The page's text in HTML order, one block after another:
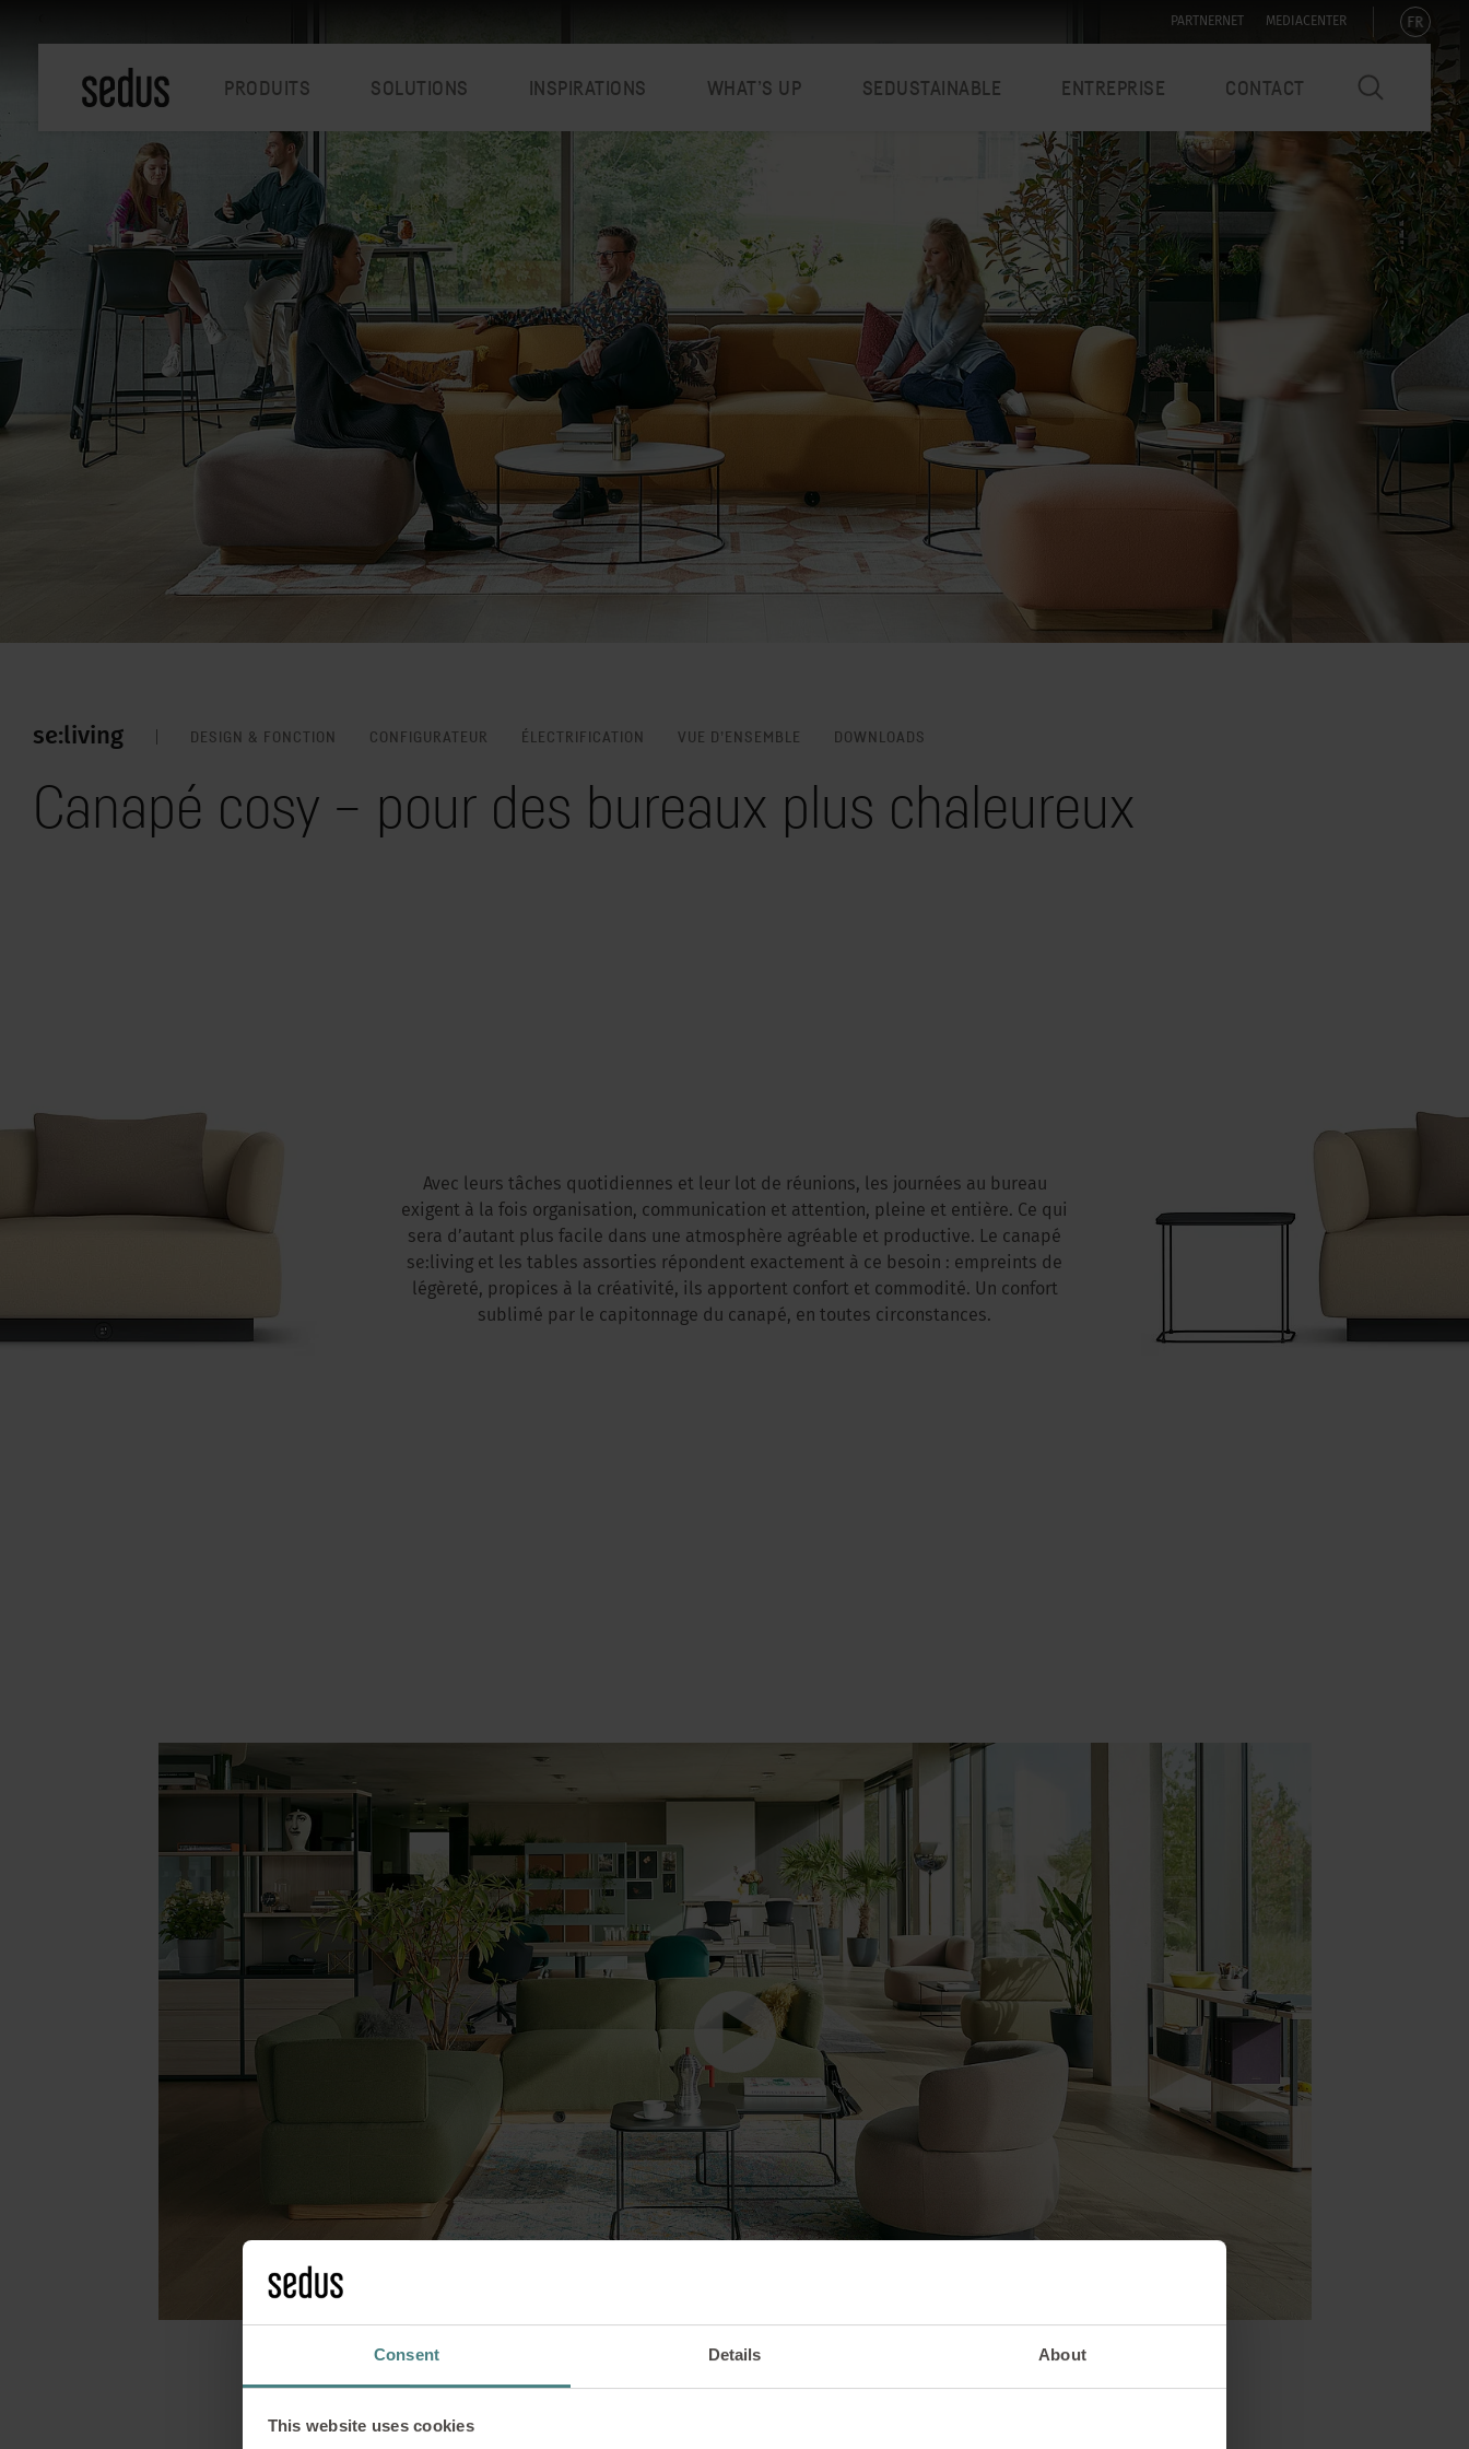
Consent Details About
This website uses cookies
PARTNERNET MEDIACENTER FR
PRODUITS SOLUTIONS INSPIRATIONS WHAT’S UP SEDUSTAINABLE ENTREPRISE CONTACT
se:living DESIGN & FONCTION CONFIGURATEUR ÉLECTRIFICATION VUE D’ENSEMBLE DOWNLOADS
Canapé cosy – pour des bureaux plus chaleureux
Avec leurs tâches quotidiennes et leur lot de réunions, les journées au bureau
exigent à la fois organisation, communication et attention, pleine et entière. Ce qui
sera d’autant plus facile dans une atmosphère agréable et productive. Le canapé
se:living et les tables assorties répondent exactement à ce besoin : empreints de
légèreté, propices à la créativité, ils apportent confort et commodité. Un confort
sublimé par le capitonnage du canapé, en toutes circonstances.